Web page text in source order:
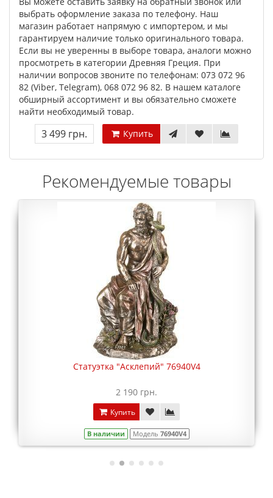
выбрать оформление заказа по телефону. Наш
магазин работает напрямую с импортером, и мы
гарантируем наличие только оригинального товара.
Если вы не уверенны в выборе товара, аналоги можно
просмотреть в категории Древняя Греция. При
наличии вопросов звоните по телефонам: 073 072 96
82 (Viber, Telegram), 068 072 96 82. В нашем каталоге
обширный ассортимент и вы обязательно сможете
найти необходимый товар.
3 499 грн. Купить
Рекомендуемые товары
Статуэтка "Асклепий" 76940V4
2 190 грн.
Купить
В наличии Модель 76940V4